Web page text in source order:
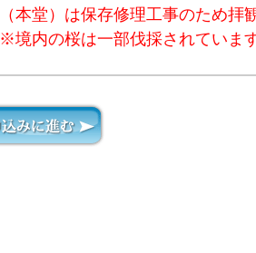
（本堂）は保存修理工事のため拝
※境内の桜は一部伐採されています